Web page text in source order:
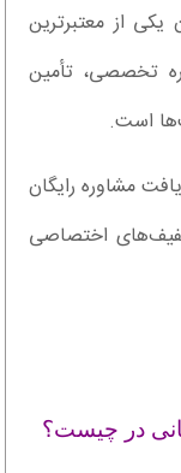
یکی از معتبرترین
تخصصی، تأمین
است.
مشاوره رایگان
اختصاصی